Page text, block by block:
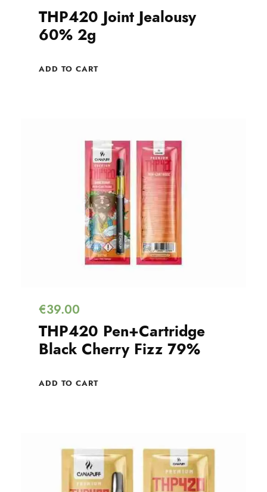
THP420 Joint Jealousy
60% 2g
ADD TO CART
€39.00
THP420 Pen+Cartridge
Black Cherry Fizz 79%
ADD TO CART